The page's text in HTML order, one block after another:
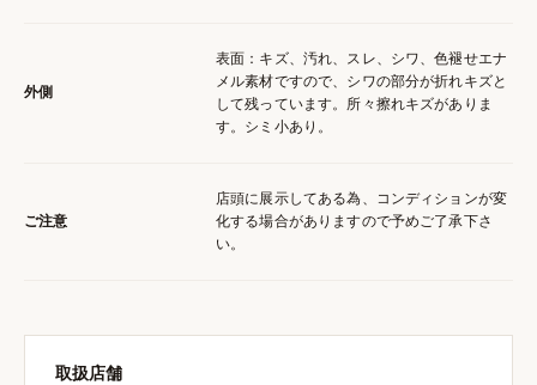
外側
表面：キズ、汚れ、スレ、シワ、色褪せエナ
メル素材ですので、シワの部分が折れキズと
して残っています。所々擦れキズがありま
す。シミ小あり。
ご注意
店頭に展示してある為、コンディションが変
化する場合がありますので予めご了承下さ
い。
取扱店舗